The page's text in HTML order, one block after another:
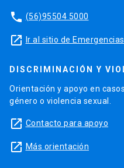
phone (56)95504 5000
launch Ir al sitio de Emergencias
DISCRIMINACIÓN Y
Orientación y apoyo en
género o violencia sexual.
launch Contacto para apoyo
launch Más orientación